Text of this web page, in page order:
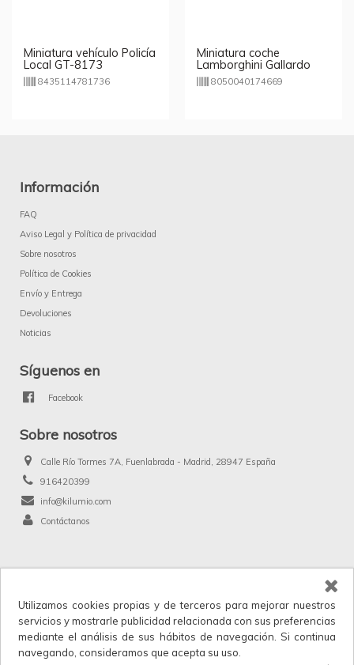
Miniatura vehículo Policía
Local GT-8173
8435114781736
Miniatura coche
Lamborghini Gallardo
1:32 - modelos
aleatorios
8050040174669
Información
FAQ
Aviso Legal y Política de privacidad
Sobre nosotros
Política de Cookies
Envío y Entrega
Devoluciones
Noticias
Síguenos en
Facebook
Sobre nosotros
Calle Río Tormes 7A, Fuenlabrada - Madrid, 28947 España
916420399
info@kilumio.com
Contáctanos
Kilumio.com. Todos los derechos reservados.
Kilumio, distribuidor y proveedor mayorista de productos de licencias, merchandising
y anunciados en TV. IVA no incluido en los precios.
Horario de atención al cliente: Lunes a Viernes 9:00 a 17:30.
Utilizamos cookies propias y de terceros para mejorar nuestros
servicios y mostrarle publicidad relacionada con sus preferencias
mediante el análisis de sus hábitos de navegación. Si continua
navegando, consideramos que acepta su uso.